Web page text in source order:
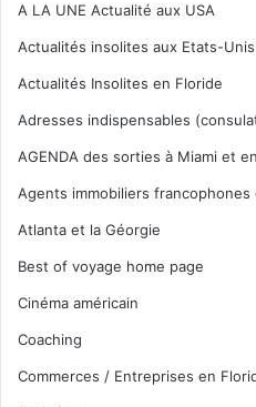
A LA UNE Actualité aux USA
Actualités insolites aux Etats-Unis
Actualités Insolites en Floride
Adresses indispensables
AGENDA des sorties à Miami et
Agents immobiliers francophones
Atlanta et la Géorgie
Best of voyage home page
Cinéma américain
Coaching
Commerces / Entreprises en